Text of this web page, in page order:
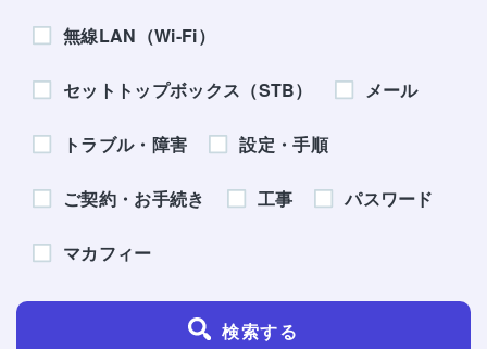
無線LAN（Wi-Fi）
セットトップボックス（STB） メール
トラブル・障害 設定・手順
ご契約・お手続き 工事 パスワード
マカフィー
検索する